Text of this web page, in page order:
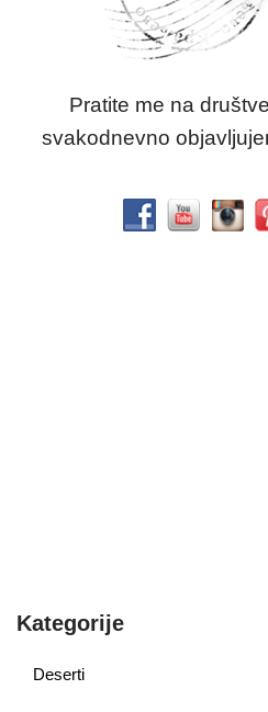
Pratite me na
svakodnevno
Kategorije
Deserti